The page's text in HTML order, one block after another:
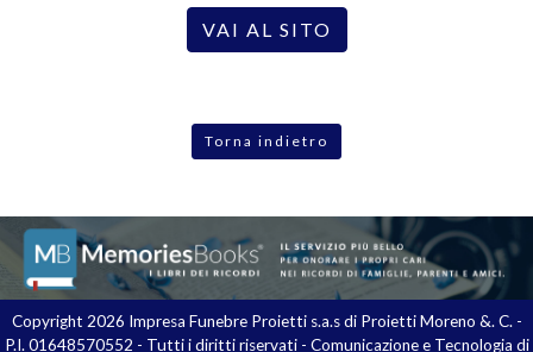
VAI AL SITO
Torna indietro
Copyright 2026 Impresa Funebre Proietti s.a.s di Proietti Moreno &. C. -
P.I. 01648570552 - Tutti i diritti riservati - Comunicazione e Tecnologia di